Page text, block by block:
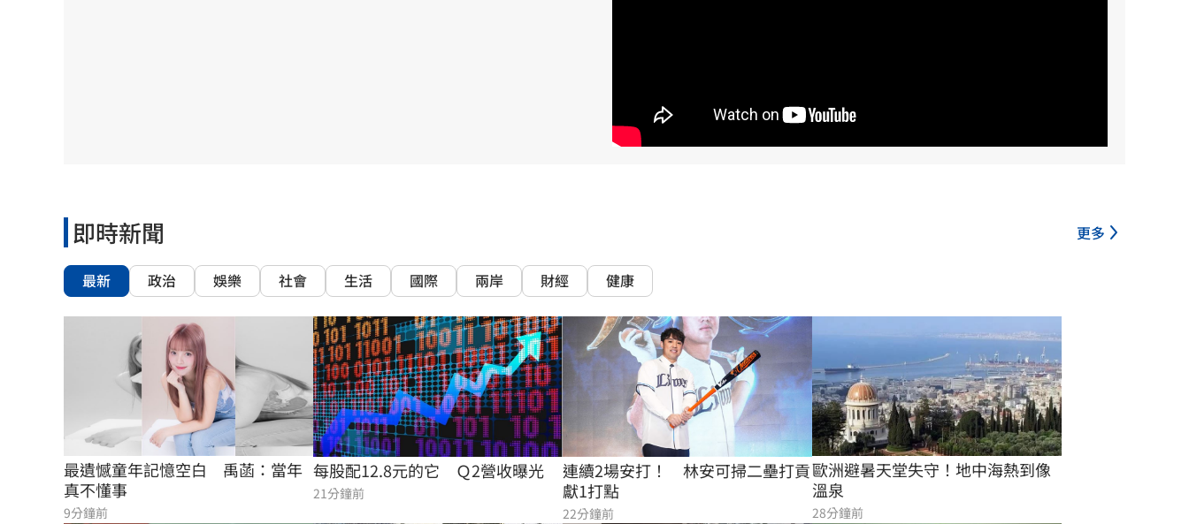
即時新聞 更多
最新 政治 娛樂 社會 生活 國際 兩岸 財經 健康
最遺憾童年記憶空白　禹菡：當年
真不懂事
9分鐘前
每股配12.8元的它　Ｑ2營收曝光
21分鐘前
連續2場安打！　林安可掃二壘打貢
獻1打點
22分鐘前
歐洲避暑天堂失守！地中海熱到像
溫泉
28分鐘前